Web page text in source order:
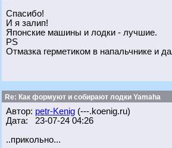
Спасибо!
И я залип!
Японские машины и лодки - лучшие.
PS
Отмазка герметиком в напальчнике и
Re: Как формуют и собирают лодки Yamaha
Автор: petr-Kenig (---.koenig.ru)
Дата: 23-07-24 04:26
..прикольно...